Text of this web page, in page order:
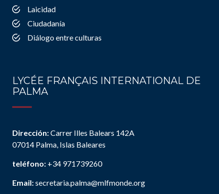
Laicidad
Ciudadanía
Diálogo entre culturas
LYCÉE FRANÇAIS INTERNATIONAL DE
PALMA
Dirección:Carrer Illes Balears 142A
07014 Palma, Islas Baleares
teléfono: +34 971739260
Email:secretaria.palma@mlfmonde.org